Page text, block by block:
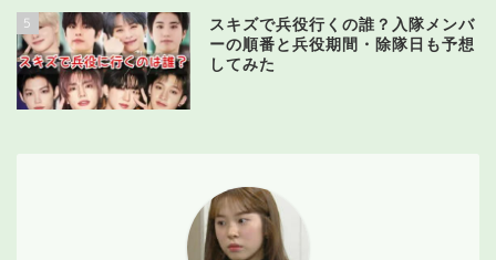
5
スキズで兵役行くの誰？入隊メンバ
ーの順番と兵役期間・除隊日も予想
してみた